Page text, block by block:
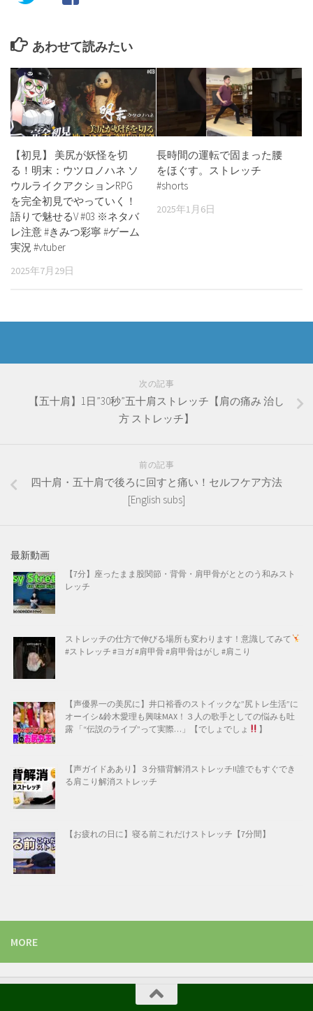
あわせて読みたい
【初見】 美尻が妖怪を切
る！明末：ウツロノハネ ソ
ウルライクアクションRPG
を完全初見でやっていく！
語りで魅せるV #03 ※ネタバ
レ注意 #きみつ彩寧 #ゲーム
実況 #vtuber
2025年7月29日
長時間の運転で固まった腰
をほぐす。ストレッチ
#shorts
2025年1月6日
次の記事
【五十肩】1日”30秒”五十肩ストレッチ【肩の痛み 治し
方 ストレッチ】
前の記事
四十肩・五十肩で後ろに回すと痛い！セルフケア方法
[English subs]
最新動画
【7分】座ったまま股関節・背骨・肩甲骨がととのう和みスト
レッチ
ストレッチの仕方で伸びる場所も変わります！意識してみて
#ストレッチ #ヨガ #肩甲骨 #肩甲骨はがし #肩こり
【声優界一の美尻に】井口裕香のストイックな”尻トレ生活”に
オーイシ&鈴木愛理も興味MAX！３人の歌手としての悩みも吐
露 「“伝説のライブ”って実際…」【でしょでしょ
】
【声ガイドああり】３分猫背解消ストレッチ!!誰でもすぐでき
る肩こり解消ストレッチ
【お疲れの日に】寝る前これだけストレッチ【7分間】
MORE